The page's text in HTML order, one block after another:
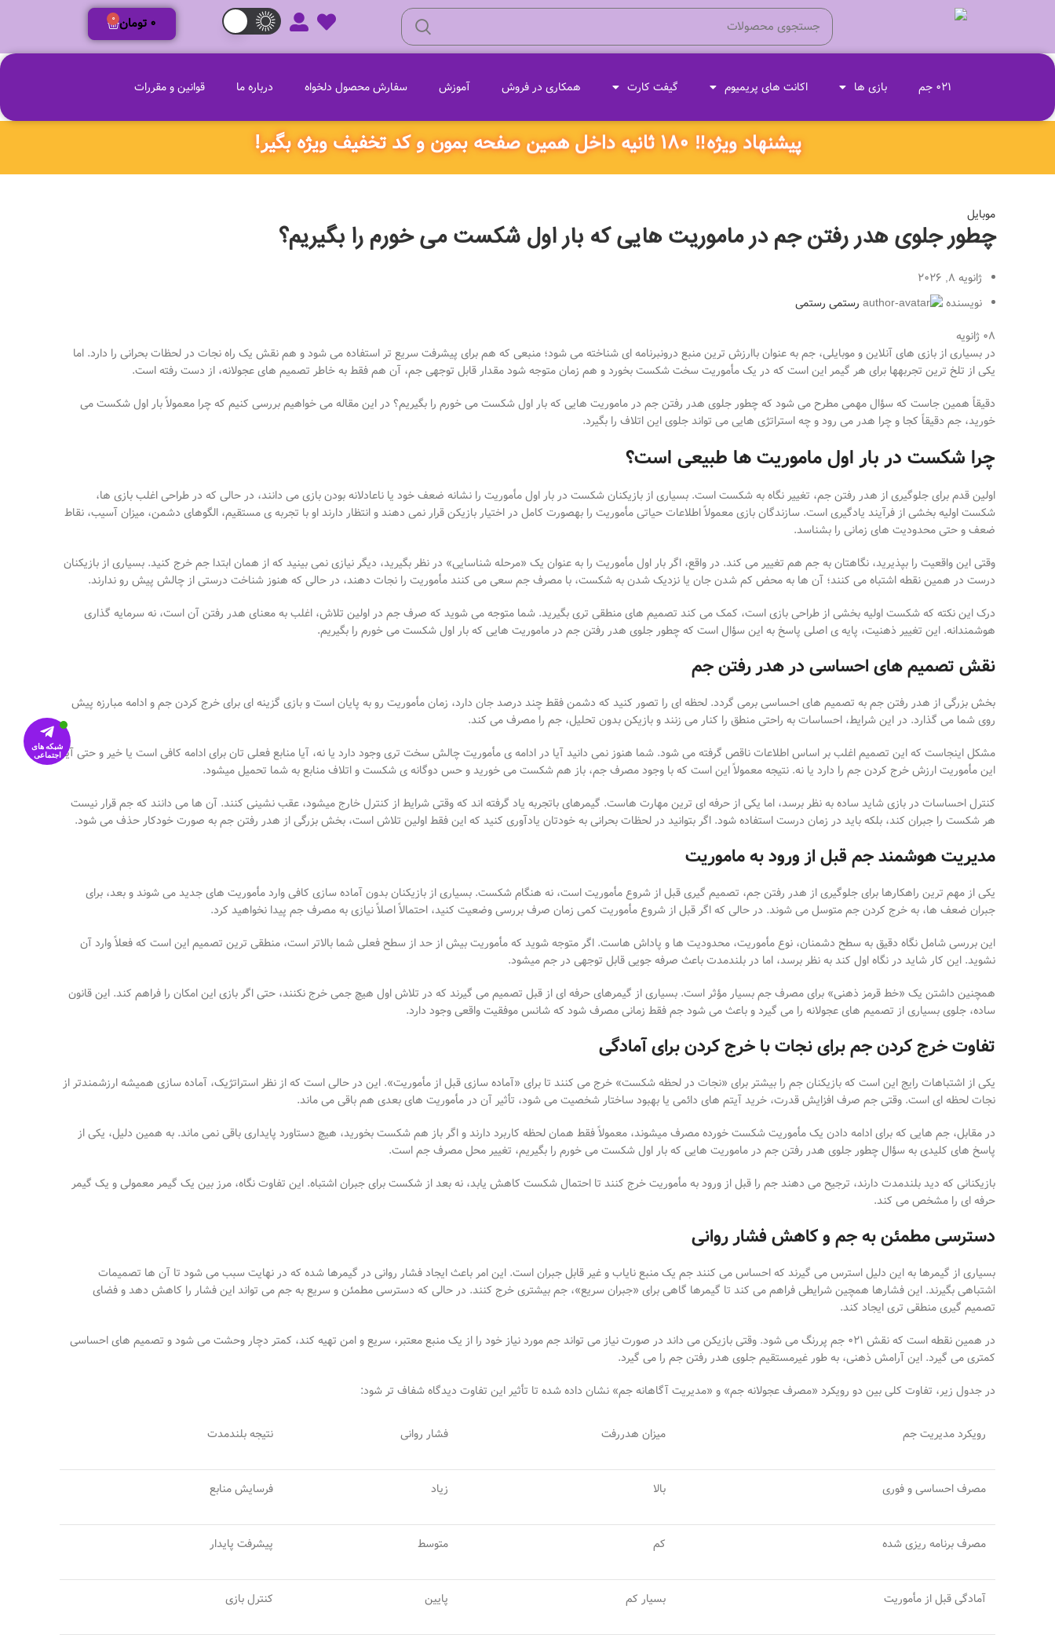
0 تومان 0
021 جم بازی ها اکانت های پریمیوم گیفت کارت همکاری در فروش آموزش سفارش محصول دلخواه درباره ما قوانین و مقررات
پیشنهاد ویژه‼️ ۱۸۰ ثانیه داخل همین صفحه بمون و کد تخفیف ویژه بگیر!
موبایل
چطور جلوی هدر رفتن جم در ماموریت هایی که بار اول شکست می خورم را بگیریم؟
ژانویه 8, 2026
نویسنده
رستمی رستمی
08 ژانویه
در بسیاری از بازی های آنلاین و موبایلی، جم به عنوان باارزش ترین منبع درونبرنامه ای شناخته میشود؛ منبعی که هم برای پیشرفت سریع تر استفاده میشود و هم نقش یک راه نجات در لحظات بحرانی را دارد. اما
یکی از تلخ ترین تجربهها برای هر گیمر این است که در یک مأموریت سخت شکست بخورد و هم زمان متوجه شود مقدار قابل توجهی جم، آن هم فقط به خاطر تصمیم های عجولانه، از دست رفته است.
دقیقاً همینجاست که سؤال مهمی مطرح میشود که چطور جلوی هدر رفتن جم در ماموریت هایی که بار اول شکست میخورم را بگیریم؟ در این مقاله می خواهیم بررسی کنیم که چرا معمولاً بار اول شکست می
خورید، جم دقیقاً کجا و چرا هدر می رود و چه استراتژی هایی می تواند جلوی این اتلاف را بگیرد.
چرا شکست در بار اول ماموریت ها طبیعی است؟
اولین قدم برای جلوگیری از هدر رفتن جم، تغییر نگاه به شکست است. بسیاری از بازیکنان شکست در بار اول مأموریت را نشانه ضعف خود یا ناعادلانه بودن بازی می دانند، در حالی که در طراحی اغلب بازی ها،
شکست اولیه بخشی از فرآیند یادگیری است. سازندگان بازی معمولاً اطلاعات حیاتی مأموریت را بهصورت کامل در اختیار بازیکن قرار نمی دهند و انتظار دارند او با تجربه ی مستقیم، الگوهای دشمن، میزان آسیب، نقاط
ضعف و حتی محدودیت های زمانی را بشناسد.
وقتی این واقعیت را بپذیرید، نگاهتان به جم هم تغییر می کند. در واقع، اگر بار اول مأموریت را به عنوان یک «مرحله شناسایی» در نظر بگیرید، دیگر نیازی نمیبینید که از همان ابتدا جم خرج کنید. بسیاری از بازیکنان
درست در همین نقطه اشتباه می کنند؛ آن ها به محض کم شدن جان یا نزدیک شدن به شکست، با مصرف جم سعی می کنند مأموریت را نجات دهند، در حالی که هنوز شناخت درستی از چالش پیش رو ندارند.
درک این نکته که شکست اولیه بخشی از طراحی بازی است، کمک می کند تصمیم های منطقی تری بگیرید. شما متوجه میشوید که صرف جم در اولین تلاش، اغلب به معنای هدر رفتن آن است، نه سرمایه گذاری
هوشمندانه. این تغییر ذهنیت، پایه ی اصلی پاسخ به این سؤال است که چطور جلوی هدر رفتن جم در ماموریت هایی که بار اول شکست میخورم را بگیریم.
نقش تصمیم های احساسی در هدر رفتن جم
بخش بزرگی از هدر رفتن جم به تصمیم های احساسی برمی گردد. لحظه ای را تصور کنید که دشمن فقط چند درصد جان دارد، زمان مأموریت رو به پایان است و بازی گزینه ای برای خرج کردن جم و ادامه مبارزه پیش
روی شما می گذارد. در این شرایط، احساسات به راحتی منطق را کنار می زنند و بازیکن بدون تحلیل، جم را مصرف می کند.
مشکل اینجاست که این تصمیم اغلب بر اساس اطلاعات ناقص گرفته میشود. شما هنوز نمی دانید آیا در ادامه ی مأموریت چالش سخت تری وجود دارد یا نه، آیا منابع فعلی تان برای ادامه کافی است یا خیر و حتی آیا
این مأموریت ارزش خرج کردن جم را دارد یا نه. نتیجه معمولاً این است که با وجود مصرف جم، باز هم شکست میخورید و حس دوگانه ی شکست و اتلاف منابع به شما تحمیل میشود.
کنترل احساسات در بازی شاید ساده به نظر برسد، اما یکی از حرفه ای ترین مهارت هاست. گیمرهای باتجربه یاد گرفته اند که وقتی شرایط از کنترل خارج میشود، عقبنشینی کنند. آن ها می دانند که جم قرار نیست
هر شکست را جبران کند، بلکه باید در زمان درست استفاده شود. اگر بتوانید در لحظات بحرانی به خودتان یادآوری کنید که این فقط اولین تلاش است، بخش بزرگی از هدر رفتن جم به صورت خودکار حذف میشود.
مدیریت هوشمند جم قبل از ورود به ماموریت
یکی از مهم ترین راهکارها برای جلوگیری از هدر رفتن جم، تصمیم گیری قبل از شروع مأموریت است، نه هنگام شکست. بسیاری از بازیکنان بدون آمادهسازی کافی وارد مأموریت های جدید میشوند و بعد، برای
جبران ضعف ها، به خرج کردن جم متوسل میشوند. در حالی که اگر قبل از شروع مأموریت کمی زمان صرف بررسی وضعیت کنید، احتمالاً اصلاً نیازی به مصرف جم پیدا نخواهید کرد.
این بررسی شامل نگاه دقیق به سطح دشمنان، نوع مأموریت، محدودیت ها و پاداش هاست. اگر متوجه شوید که مأموریت بیش از حد از سطح فعلی شما بالاتر است، منطقی ترین تصمیم این است که فعلاً وارد آن
نشوید. این کار شاید در نگاه اول کند به نظر برسد، اما در بلندمدت باعث صرفه جویی قابل توجهی در جم میشود.
همچنین داشتن یک «خط قرمز ذهنی» برای مصرف جم بسیار مؤثر است. بسیاری از گیمرهای حرفه ای از قبل تصمیم می گیرند که در تلاش اول هیچ جمی خرج نکنند، حتی اگر بازی این امکان را فراهم کند. این قانون
ساده، جلوی بسیاری از تصمیم های عجولانه را می گیرد و باعث میشود جم فقط زمانی مصرف شود که شانس موفقیت واقعی وجود دارد.
تفاوت خرج کردن جم برای نجات با خرج کردن برای آمادگی
یکی از اشتباهات رایج این است که بازیکنان جم را بیشتر برای «نجات در لحظه شکست» خرج می کنند تا برای «آمادهسازی قبل از مأموریت». این در حالی است که از نظر استراتژیک، آمادهسازی همیشه ارزشمندتر از
نجات لحظه ای است. وقتی جم صرف افزایش قدرت، خرید آیتم های دائمی یا بهبود ساختار شخصیت میشود، تأثیر آن در مأموریت های بعدی هم باقی میماند.
در مقابل، جم هایی که برای ادامه دادن یک مأموریت شکستخورده مصرف میشوند، معمولاً فقط همان لحظه کاربرد دارند و اگر باز هم شکست بخورید، هیچ دستاورد پایداری باقی نمیماند. به همین دلیل، یکی از
پاسخ های کلیدی به سؤال چطور جلوی هدر رفتن جم در ماموریت هایی که بار اول شکست میخورم را بگیریم، تغییر محل مصرف جم است.
بازیکنانی که دید بلندمدت دارند، ترجیح می دهند جم را قبل از ورود به مأموریت خرج کنند تا احتمال شکست کاهش یابد، نه بعد از شکست برای جبران اشتباه. این تفاوت نگاه، مرز بین یک گیمر معمولی و یک گیمر
حرفه ای را مشخص می کند.
دسترسی مطمئن به جم و کاهش فشار روانی
بسیاری از گیمرها به این دلیل استرس می گیرند که احساس می کنند جم یک منبع نایاب و غیر قابل جبران است. این امر باعث ایجاد فشار روانی در گیمرها شده که در نهایت سبب می شود تا آن ها تصمیمات
اشتباهی بگیرند. این فشارها همچین شرایطی فراهم می کند تا گیمرها گاهی برای «جبران سریع»، جم بیشتری خرج کنند. در حالی که دسترسی مطمئن و سریع به جم می تواند این فشار را کاهش دهد و فضای
تصمیم گیری منطقی تری ایجاد کند.
در همین نقطه است که نقش ۰۲۱ جم پررنگ میشود. وقتی بازیکن می داند در صورت نیاز می تواند جم مورد نیاز خود را از یک منبع معتبر، سریع و امن تهیه کند، کمتر دچار وحشت میشود و تصمیم های احساسی
کمتری می گیرد. این آرامش ذهنی، به طور غیرمستقیم جلوی هدر رفتن جم را می گیرد.
در جدول زیر، تفاوت کلی بین دو رویکرد «مصرف عجولانه جم» و «مدیریت آگاهانه جم» نشان داده شده تا تأثیر این تفاوت دیدگاه شفاف تر شود:
رویکرد مدیریت جم میزان هدررفت فشار روانی نتیجه بلندمدت
مصرف احساسی و فوری بالا زیاد فرسایش منابع
مصرف برنامه ریزیشده کم متوسط پیشرفت پایدار
آمادگی قبل از مأموریت بسیار کم پایین کنترل بازی
شبکه های
اجتماعی